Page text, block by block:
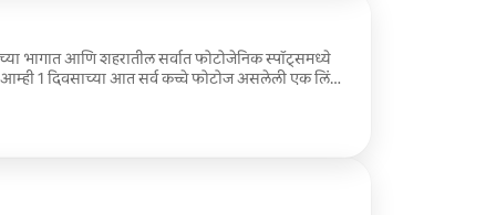
भागात आणि शहरातील सर्वात फोटोजेनिक स्पॉट्समध्ये
आम्ही 1 दिवसाच्या आत सर्व कच्चे फोटोज असलेली एक लिंक
तुमचे आवडते 30 फोटोज निवडू शकाल. तुम्ही
आत डिलिव्हर केले जातात.